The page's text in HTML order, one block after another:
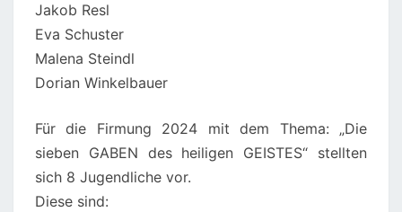
Jakob Resl
Eva Schuster
Malena Steindl
Dorian Winkelbauer
Für die Firmung 2024 mit dem Thema: „Die
sieben GABEN des heiligen GEISTES“ stellten
sich 8 Jugendliche vor.
Diese sind: